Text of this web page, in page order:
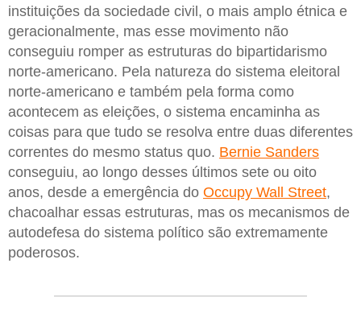
instituições da sociedade civil, o mais amplo étnica e
geracionalmente, mas esse movimento não
conseguiu romper as estruturas do bipartidarismo
norte-americano. Pela natureza do sistema eleitoral
norte-americano e também pela forma como
acontecem as eleições, o sistema encaminha as
coisas para que tudo se resolva entre duas diferentes
correntes do mesmo status quo. Bernie Sanders
conseguiu, ao longo desses últimos sete ou oito
anos, desde a emergência do Occupy Wall Street,
chacoalhar essas estruturas, mas os mecanismos de
autodefesa do sistema político são extremamente
poderosos.